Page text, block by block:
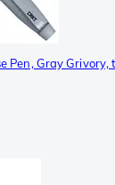
Pen, Gray